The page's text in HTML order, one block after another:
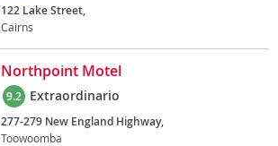
122 Lake Street,
Cairns
Northpoint Motel
9.2 Extraordinario
277-279 New England Highway,
Toowoomba